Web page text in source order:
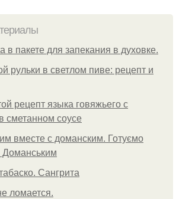
в пакете для запекания в духовке.
рульки в светлом пиве: рецепт и
рецепт языка говяжьего с
сметанном соусе
вместе с доманским. Готуємо
Доманським
Сангрита
ломается.